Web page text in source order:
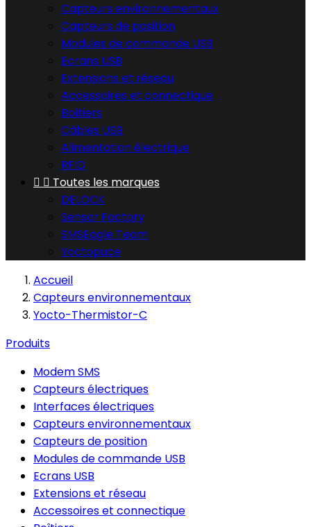
Capteurs environnementaux
Capteurs de position
Modules de commande USB
Ecrans USB
Extensions et réseau
Accessoires et connectique
Boîtiers
Câbles USB
Alimentation électrique
RFID
  Toutes les marques
DELOCK
Sensor Factory
SMSEagle Team
Yoctopuce
Accueil
Capteurs environnementaux
Yocto-Thermistor-C
Produits
Modem SMS
Capteurs électriques
Interfaces électriques
Capteurs environnementaux
Capteurs de position
Modules de commande USB
Ecrans USB
Extensions et réseau
Accessoires et connectique